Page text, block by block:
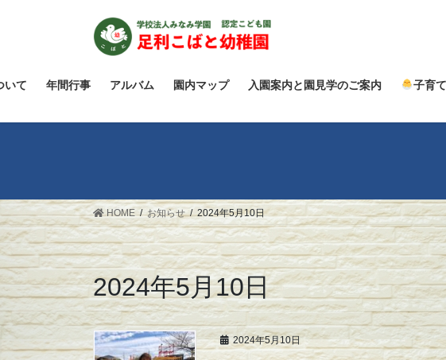
ツ
ス
シ
ン
いて 年間行事 アルバム 園内マップ 入園案内と園見学のご案内 子育
HOME お知らせ 2024年5月10日
2024年5月10日
2024年5月10日